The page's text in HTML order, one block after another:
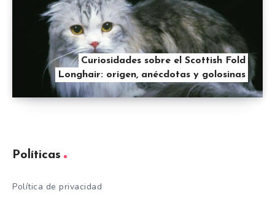
Curiosidades sobre el Scottish Fold
Longhair: origen, anécdotas y golosinas
Políticas
Política de privacidad